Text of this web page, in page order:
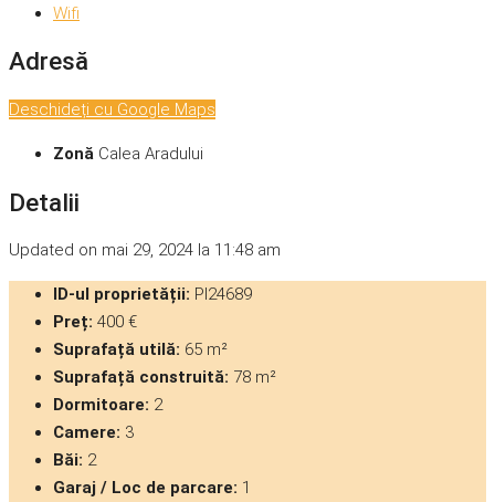
Wifi
Adresă
Deschideți cu Google Maps
Zonă Calea Aradului
Detalii
Updated on mai 29, 2024 la 11:48 am
ID-ul proprietății: PI24689
Preț: 400 €
Suprafață utilă: 65 m²
Suprafață construită: 78 m²
Dormitoare: 2
Camere: 3
Băi: 2
Garaj / Loc de parcare: 1